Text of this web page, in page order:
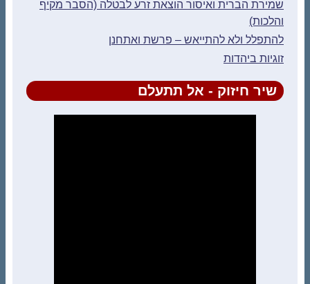
שמירת הברית ואיסור הוצאת זרע לבטלה (הסבר מקיף
והלכות)
להתפלל ולא להתייאש – פרשת ואתחנן
זוגיות ביהדות
שיר חיזוק - אל תתעלם